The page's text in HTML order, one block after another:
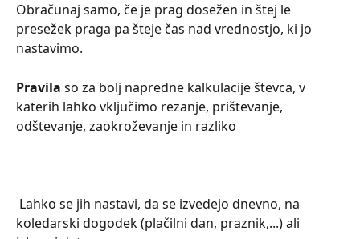
Obračunaj samo, če je prag dosežen in štej le
presežek praga pa šteje čas nad vrednostjo, ki jo
nastavimo.
Pravila so za bolj napredne kalkulacije števca, v
katerih lahko vključimo rezanje, prištevanje,
odštevanje, zaokroževanje in razliko
koledarski dogodek (plačilni dan, praznik,...) ali